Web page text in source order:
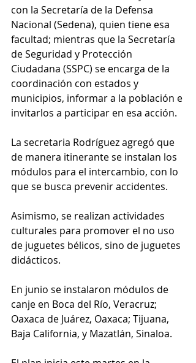
con la Secretaría de la Defensa
Nacional (Sedena), quien tiene esa
facultad; mientras que la Secretaría
de Seguridad y Protección
Ciudadana (SSPC) se encarga de la
coordinación con estados y
municipios, informar a la población e
invitarlos a participar en esa acción.
La secretaria Rodríguez agregó que
de manera itinerante se instalan los
módulos para el intercambio, con lo
que se busca prevenir accidentes.
Asimismo, se realizan actividades
culturales para promover el no uso
de juguetes bélicos, sino de juguetes
didácticos.
En junio se instalaron módulos de
canje en Boca del Río, Veracruz;
Oaxaca de Juárez, Oaxaca; Tijuana,
Baja California, y Mazatlán, Sinaloa.